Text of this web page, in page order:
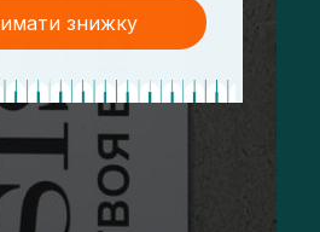
знижку